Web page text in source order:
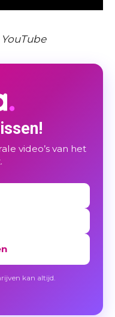
video’s van het
kan altijd.